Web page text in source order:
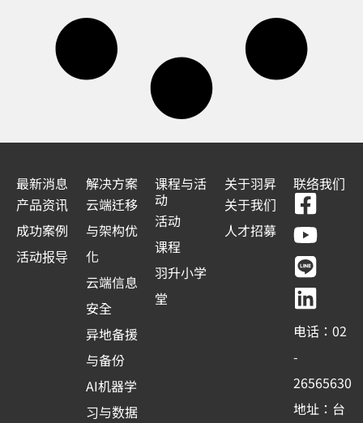
最新消息
产品资讯
成功案例
活动报导
解决方案
云端迁移
与架构优
化
云端信息
安全
异地备援
与备份
AI机器学
习与数据
课程与活
动
活动
课程
羽升小学
堂
关于羽昇
关于我们
人才招募
联络我们
F
a
c
e
b
o
o
k
-
Y
o
u
t
u
b
e
L
i
n
e
L
i
n
k
e
d
i
n
电话：02
-
26565630
地址：台